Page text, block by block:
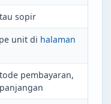
sopir
unit di halaman
pembayaran,